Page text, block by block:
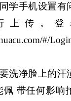
学手机设置有
上传。登
#/Login
洗净脸上的汗
佩 带任何影响